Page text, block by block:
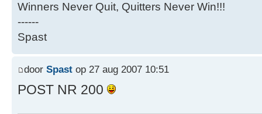
Winners Never Quit, Quitters Never Win!!!
------
Spast
door Spast op 27 aug 2007 10:51
POST NR 200